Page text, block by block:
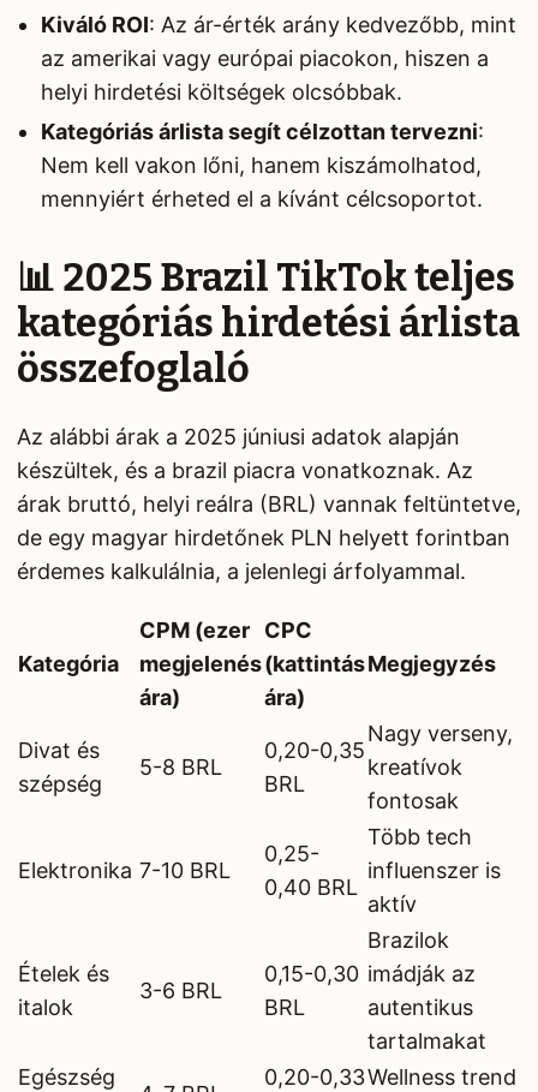
Kiváló ROI: Az ár-érték arány kedvezőbb, mint
az amerikai vagy európai piacokon, hiszen a
helyi hirdetési költségek olcsóbbak.
Kategóriás árlista segít célzottan tervezni:
Nem kell vakon lőni, hanem kiszámolhatod,
mennyiért érheted el a kívánt célcsoportot.
📊 2025 Brazil TikTok teljes
kategóriás hirdetési árlista
összefoglaló
Az alábbi árak a 2025 júniusi adatok alapján
készültek, és a brazil piacra vonatkoznak. Az
árak bruttó, helyi reálra (BRL) vannak feltüntetve,
de egy magyar hirdetőnek PLN helyett forintban
érdemes kalkulálnia, a jelenlegi árfolyammal.
Kategória
CPM (ezer
megjelenés
ára)
CPC
(kattintás
ára)
Megjegyzés
Divat és
szépség
5-8 BRL
0,20-0,35
BRL
Nagy verseny,
kreatívok
fontosak
Elektronika 7-10 BRL
0,25-
0,40 BRL
Több tech
influenszer is
aktív
Ételek és
italok
3-6 BRL
0,15-0,30
BRL
Brazilok
imádják az
autentikus
tartalmakat
Egészség
0,20-0,33Wellness trend